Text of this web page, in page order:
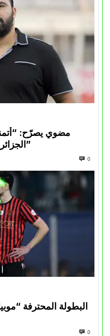
مضوي يصرّح:
الجزائرية في المسابقات القارية”
0
البطولة المحترفة
0